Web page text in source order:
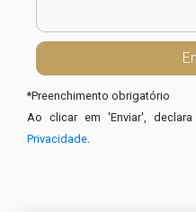
*Preenchimento obrigatório
Ao clicar em 'Enviar',
Privacidade